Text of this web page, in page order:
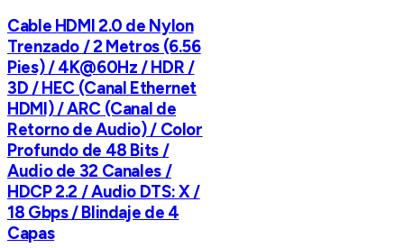
Cable HDMI 2.0 de Nylon
Trenzado / 2 Metros (6.56
Pies) / 4K@60Hz / HDR /
3D / HEC (Canal Ethernet
HDMI) / ARC (Canal de
Retorno de Audio) / Color
Profundo de 48 Bits /
Audio de 32 Canales /
HDCP 2.2 / Audio DTS: X /
18 Gbps / Blindaje de 4
Capas